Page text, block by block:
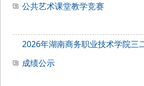
公共艺术课堂教学竞赛
2026年湖南商务职业技术学院三
成绩公示